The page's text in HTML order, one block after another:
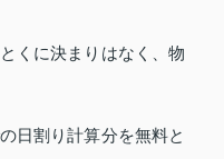
くに決まりはなく、物
日割り計算分を無料と